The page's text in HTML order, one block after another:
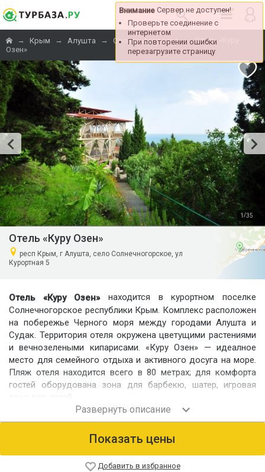
Внимание Сервер не доступен!
Проверьте соединение с
интернетом
При повторении ошибки
перезагрузите страницу
→ Крым → Алушта → Солнечногорское →
Отель «Куру
Озен»
1/35
Отель «Куру Озен»
респ Крым, г Алушта, село Солнечногорское, ул
Курортная 5
Отель «Куру Озен»находится в курортном поселке
Солнечногорское республики Крым. Комплекс расположен
на побережье Черного моря между городами Алушта и
Судак. Территория отеля окружена цветущими растениями
и вечнозелеными кипарисами. «Куру Озен» — идеалное
место для семейного отдыха и активного досуга на море.
Пляж отеля находится всего в 80 метрах; для комфорта
гостей оборудована зона для барбекю, шатер, игровая
зона для детей.
Номерной фонд
«Стандарт» и 18 номеров категории «Комфорт». Все номера
оснащены кондиционерами, холодной и горячей водой. Из
каждого номера открывается красивейший вид на море.
Показать цены
Добавить в избранное